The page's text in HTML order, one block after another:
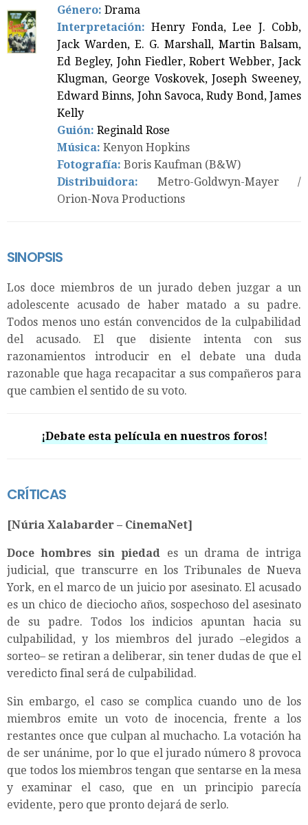
Género: Drama
Interpretación:Henry Fonda, Lee J. Cobb,
Jack Warden, E. G. Marshall, Martin Balsam,
Ed Begley, John Fiedler, Robert Webber, Jack
Klugman, George Voskovek, Joseph Sweeney,
Edward Binns, John Savoca, Rudy Bond, James
Kelly
Guión: Reginald Rose
Música: Kenyon Hopkins
Fotografía: Boris Kaufman (B&W)
Distribuidora:
Metro-Goldwyn-Mayer /
Orion-Nova Productions
SINOPSIS
Los doce miembros de un jurado deben juzgar a un
adolescente acusado de haber matado a su padre.
Todos menos uno están convencidos de la culpabilidad
del acusado. El que disiente intenta con sus
razonamientos introducir en el debate una duda
razonable que haga recapacitar a sus compañeros para
que cambien el sentido de su voto.
¡Debate esta película en nuestros foros!
CRÍTICAS
[Núria Xalabarder – CinemaNet]
Doce hombres sin piedad es un drama de intriga
judicial, que transcurre en los Tribunales de Nueva
York, en el marco de un juicio por asesinato. El acusado
es un chico de dieciocho años, sospechoso del asesinato
de su padre. Todos los indicios apuntan hacia su
culpabilidad, y los miembros del jurado –elegidos a
sorteo– se retiran a deliberar, sin tener dudas de que el
veredicto final será de culpabilidad.
Sin embargo, el caso se complica cuando uno de los
miembros emite un voto de inocencia, frente a los
restantes once que culpan al muchacho. La votación ha
de ser unánime, por lo que el jurado número 8 provoca
que todos los miembros tengan que sentarse en la mesa
y examinar el caso, que en un principio parecía
evidente, pero que pronto dejará de serlo.